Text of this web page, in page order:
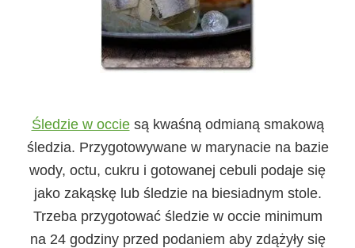
Śledzie w occiesą kwaśną odmianą smakową
śledzia. Przygotowywane w marynacie na bazie
wody, octu, cukru i gotowanej cebuli podaje się
jako zakąskę lub śledzie na biesiadnym stole.
Trzeba przygotować śledzie w occie minimum
na 24 godziny przed podaniem aby zdążyły się